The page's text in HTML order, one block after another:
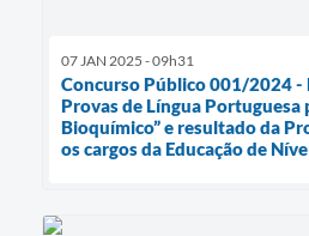
07 JAN 2025 - 09h31
Concurso Público 001/2024 -
Provas de Língua Portuguesa
Bioquímico” e resultado da
os cargos da Educação de